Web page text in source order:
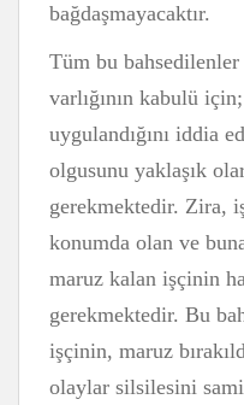
bağdaşmayacaktır.
Tüm bu
varlığının kabulü
uygulandığını iddia
olgusunu yaklaşık
gerekmektedir. Zira,
konumda olan ve
maruz kalan işçinin
gerekmektedir. Bu
işçinin, maruz
olaylar silsilesini